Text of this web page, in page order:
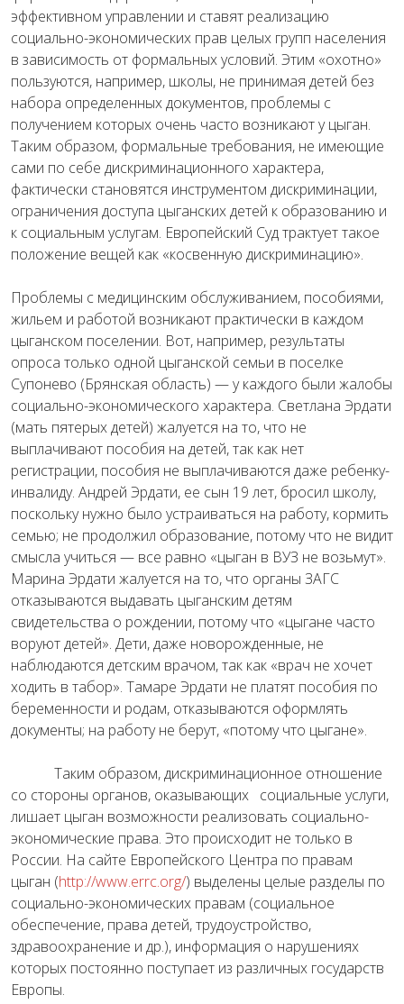
эффективном управлении и ставят реализацию
социально-экономических прав целых групп населения
в зависимость от формальных условий. Этим «охотно»
пользуются, например, школы, не принимая детей без
набора определенных документов, проблемы с
получением которых очень часто возникают у цыган.
Таким образом, формальные требования, не имеющие
сами по себе дискриминационного характера,
фактически становятся инструментом дискриминации,
ограничения доступа цыганских детей к образованию и
к социальным услугам. Европейский Суд трактует такое
положение вещей как «косвенную дискриминацию».
Проблемы с медицинским обслуживанием, пособиями,
жильем и работой возникают практически в каждом
цыганском поселении. Вот, например, результаты
опроса только одной цыганской семьи в поселке
Супонево (Брянская область) — у каждого были жалобы
социально-экономического характера. Светлана Эрдати
(мать пятерых детей) жалуется на то, что не
выплачивают пособия на детей, так как нет
регистрации, пособия не выплачиваются даже ребенку-
инвалиду. Андрей Эрдати, ее сын 19 лет, бросил школу,
поскольку нужно было устраиваться на работу, кормить
семью; не продолжил образование, потому что не видит
смысла учиться — все равно «цыган в ВУЗ не возьмут».
Марина Эрдати жалуется на то, что органы ЗАГС
отказываются выдавать цыганским детям
свидетельства о рождении, потому что «цыгане часто
воруют детей». Дети, даже новорожденные, не
наблюдаются детским врачом, так как «врач не хочет
ходить в табор». Тамаре Эрдати не платят пособия по
беременности и родам, отказываются оформлять
документы; на работу не берут, «потому что цыгане».
Таким образом, дискриминационное отношение
со стороны органов, оказывающих социальные услуги,
лишает цыган возможности реализовать социально-
экономические права. Это происходит не только в
России. На сайте Европейского Центра по правам
цыган (http://www.errc.org/) выделены целые разделы по
социально-экономических правам (социальное
обеспечение, права детей, трудоустройство,
здравоохранение и др.), информация о нарушениях
которых постоянно поступает из различных государств
Европы.